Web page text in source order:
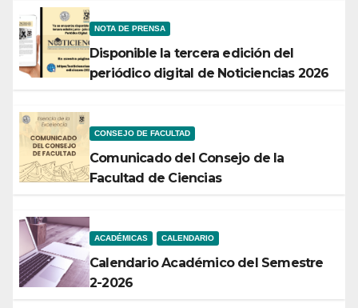
NOTA DE PRENSA
Disponible la tercera edición del
periódico digital de Noticiencias 2026
CONSEJO DE FACULTAD
Comunicado del Consejo de la
Facultad de Ciencias
ACADÉMICAS CALENDARIO
Calendario Académico del Semestre
2-2026